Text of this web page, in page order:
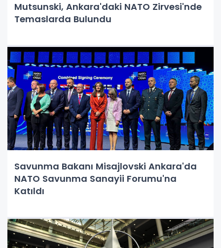
Mutsunski, Ankara'daki NATO Zirvesi'nde
Temaslarda Bulundu
Savunma Bakanı Misajlovski Ankara'da
NATO Savunma Sanayii Forumu'na
Katıldı